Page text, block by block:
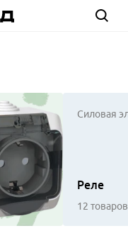
Силовая
Реле
12 товаров